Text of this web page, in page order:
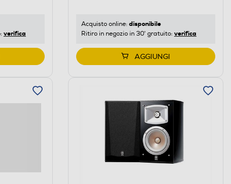
verifica
Acquisto online: disponibile
Ritiro in negozio in 30' gratuito: verifica
AGGIUNGI